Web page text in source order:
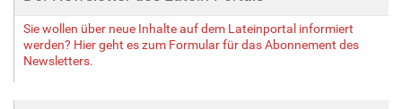
Sie wollen über neue Inhalte auf dem Lateinportal informiert
werden? Hier geht es zum Formular für das Abonnement des
Newsletters.